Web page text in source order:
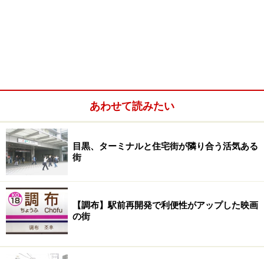
あわせて読みたい
目黒、ターミナルと住宅街が隣り合う活気ある
街
【調布】駅前再開発で利便性がアップした映画
の街